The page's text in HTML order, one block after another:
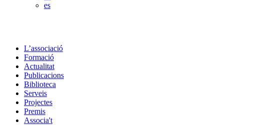
es
L’associació
Formació
Actualitat
Publicacions
Biblioteca
Serveis
Projectes
Premis
Associa't